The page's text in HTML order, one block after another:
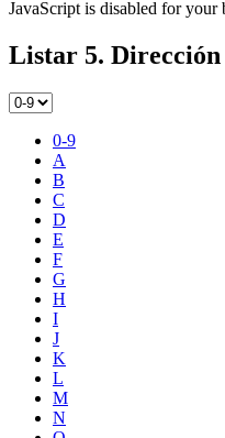
JavaScript is disabled for
Listar 5.
0-9
A
B
C
D
E
F
G
H
I
J
K
L
M
N